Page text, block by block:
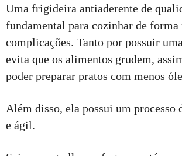
Uma frigideira antiaderente de
fundamental para cozinhar de forma
complicações. Tanto por possuir
evita que os alimentos grudem,
poder preparar pratos com menos
Além disso, ela possui um processo
e ágil.